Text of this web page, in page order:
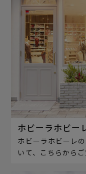
ホビーラホビー
ホビーラホビーレ
いて、こちらからご